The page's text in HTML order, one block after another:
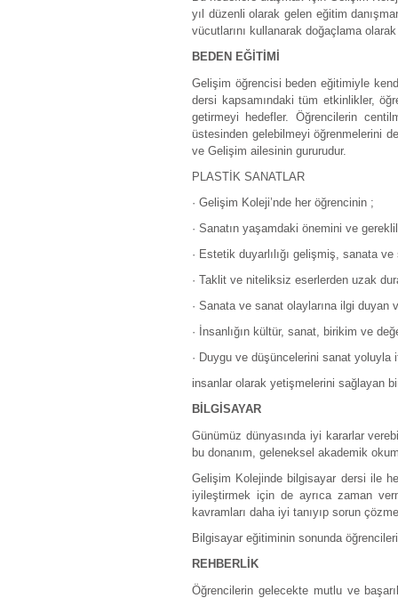
yıl düzenli olarak gelen eğitim
vücutlarını kullanarak doğaçlama
BEDEN EĞİTİMİ
Gelişim öğrencisi beden eğitimiyle
dersi kapsamındaki tüm etkinlikler,
getirmeyi hedefler. Öğrencilerin
üstesinden gelebilmeyi öğrenmelerini
ve Gelişim ailesinin gururudur.
PLASTİK SANATLAR
· Gelişim Koleji’nde her öğrencinin ;
· Sanatın yaşamdaki önemini ve
· Estetik duyarlılığı gelişmiş, sanata
· Taklit ve niteliksiz eserlerden uzak
· Sanata ve sanat olaylarına ilgi duyan
· İnsanlığın kültür, sanat, birikim ve
· Duygu ve düşüncelerini sanat yoluyla
insanlar olarak yetişmelerini sağlayan
BİLGİSAYAR
Günümüz dünyasında iyi kararlar
bu donanım, geleneksel akademik
Gelişim Kolejinde bilgisayar dersi ile
iyileştirmek için de ayrıca zaman
kavramları daha iyi tanıyıp sorun
Bilgisayar eğitiminin sonunda
REHBERLİK
Öğrencilerin gelecekte mutlu ve